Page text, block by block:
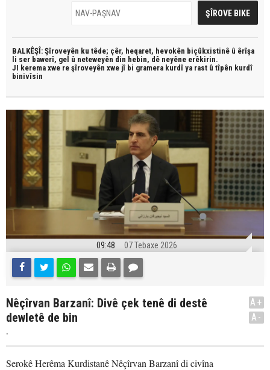
BALKÊŞÎ: Şîroveyên ku têde; çêr, heqaret, hevokên biçûkxistinê û êrîşa
li ser bawerî, gel û neteweyên din hebin, dê neyêne erêkirin.
JI kerema xwe re şîroveyên xwe jî bi gramera kurdî ya rast û tîpên kurdî
binivîsin
09:48 07 Tebaxe 2026
Nêçîrvan Barzanî: Divê çek tenê di destê
dewletê de bin
.
A+
A-
Serokê Herêma Kurdistanê Nêçîrvan Barzanî di civîna